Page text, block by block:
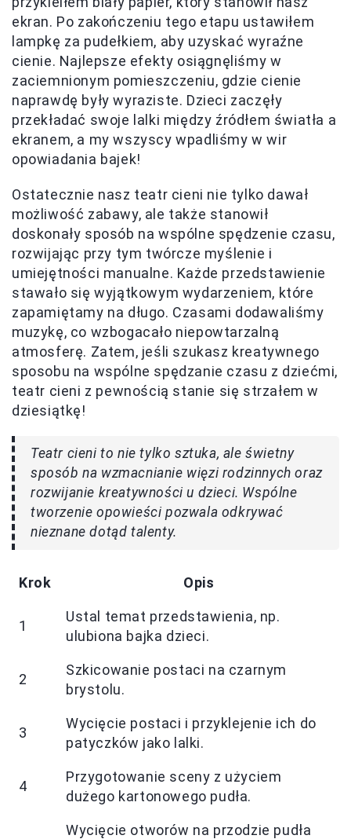
ekran. Po zakończeniu tego etapu ustawiłem
lampkę za pudełkiem, aby uzyskać wyraźne
cienie. Najlepsze efekty osiągnęliśmy w
zaciemnionym pomieszczeniu, gdzie cienie
naprawdę były wyraziste. Dzieci zaczęły
przekładać swoje lalki między źródłem światła a
ekranem, a my wszyscy wpadliśmy w wir
opowiadania bajek!
Ostatecznie nasz teatr cieni nie tylko dawał
możliwość zabawy, ale także stanowił
doskonały sposób na wspólne spędzenie czasu,
rozwijając przy tym twórcze myślenie i
umiejętności manualne. Każde przedstawienie
stawało się wyjątkowym wydarzeniem, które
zapamiętamy na długo. Czasami dodawaliśmy
muzykę, co wzbogacało niepowtarzalną
atmosferę. Zatem, jeśli szukasz kreatywnego
sposobu na wspólne spędzanie czasu z dziećmi,
teatr cieni z pewnością stanie się strzałem w
dziesiątkę!
Teatr cieni to nie tylko sztuka, ale świetny
sposób na wzmacnianie więzi rodzinnych oraz
rozwijanie kreatywności u dzieci. Wspólne
tworzenie opowieści pozwala odkrywać
nieznane dotąd talenty.
Krok Opis
1
Ustal temat przedstawienia, np.
ulubiona bajka dzieci.
2
Szkicowanie postaci na czarnym
brystolu.
3
Wycięcie postaci i przyklejenie ich do
patyczków jako lalki.
4
Przygotowanie sceny z użyciem
dużego kartonowego pudła.
Wycięcie otworów na przodzie pudła